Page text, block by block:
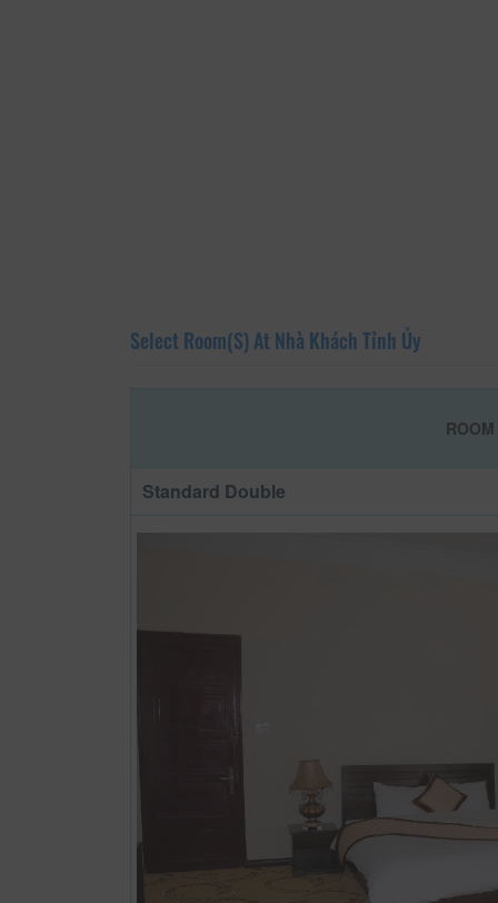
Select Room(s) At Nhà Khách Tỉnh Ủy
Standard Double